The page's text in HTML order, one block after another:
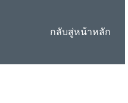
กลับสู่หน้าหลัก